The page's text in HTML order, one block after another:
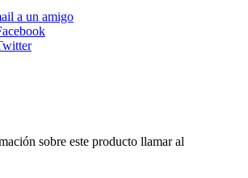
a un amigo
sobre este producto llamar al